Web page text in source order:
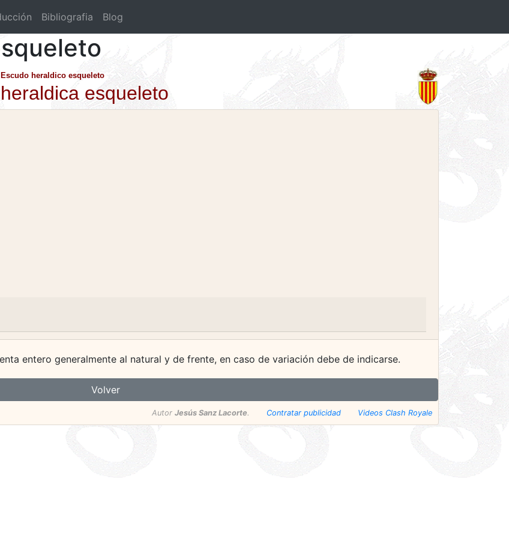
Bibliografia Blog
Escudo heraldico esqueleto
heraldica esqueleto
entero generalmente al natural y de frente, en caso de variación debe de indicarse.
Volver
Autor Jesús Sanz Lacorte. Contratar publicidad Videos Clash Royale